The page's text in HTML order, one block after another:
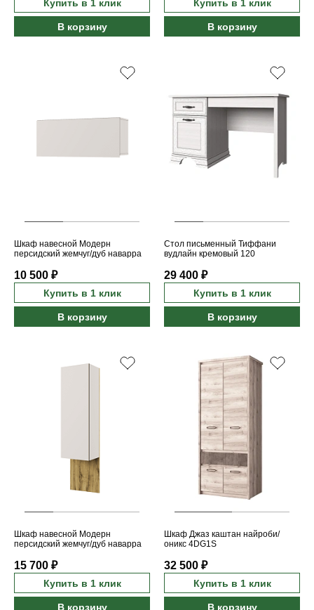
Купить в 1 клик
В корзину
Купить в 1 клик
В корзину
Шкаф навесной Модерн
персидский жемчуг/дуб наварра
10 500 ₽
Купить в 1 клик
В корзину
Стол письменный Тиффани
вудлайн кремовый 120
29 400 ₽
Купить в 1 клик
В корзину
Шкаф навесной Модерн
персидский жемчуг/дуб наварра
15 700 ₽
Купить в 1 клик
В корзину
Шкаф Джаз каштан найроби/
оникс 4DG1S
32 500 ₽
Купить в 1 клик
В корзину